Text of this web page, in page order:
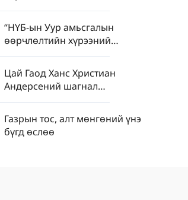
ашиглан Оросын доторх
зорилтот газруудад цохилт
өгөхийг зөвшөөрөхгүй
“НҮБ-ын Уур амьсгалын
өөрчлөлтийн хүрээний
конвенц”-ын гүйцэтгэх нарийн
бичгийн даргатай хийсэн
ярилцлага
Цай Гаод Ханс Христиан
Андерсений шагнал
гардууллаа
Газрын тос, алт мөнгөний үнэ
бүгд өслөө